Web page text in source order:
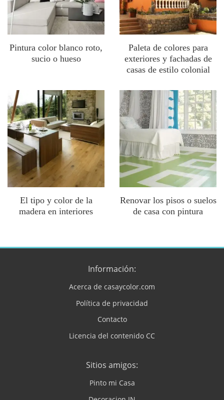
Pintura color blanco roto,
sucio o hueso
Paleta de colores para
exteriores y fachadas de
casas de estilo colonial
El tipo y color de la
madera en interiores
Renovar los pisos o suelos
de casa con pintura
Información:
Acerca de casaycolor.com
Política de privacidad
Contacto
Licencia del contenido CC
Sitios amigos:
Pinto mi Casa